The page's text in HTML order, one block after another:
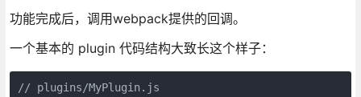
功能完成后，调用webpack提供的回调。
一个基本的 plugin 代码结构大致长这个样子：
// plugins/MyPlugin.js